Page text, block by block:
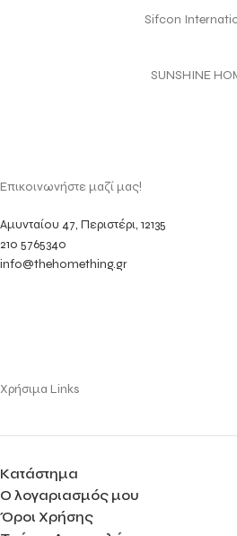
Sifcon
SUNSHINE
Επικοινωνήστε μαζί μας!
Αμυνταίου 47, Περιστέρι, 12135
210 5765340
info@thehomething.gr
Χρήσιμα Links
Κατάστημα
Ο λογαριασμός μου
Όροι Χρήσης